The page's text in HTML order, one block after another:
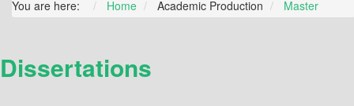
You are here: Home Academic Production Master
Dissertations